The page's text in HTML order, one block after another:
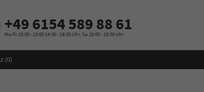
+49 6154 589 88 61
Mo-Fr 10:00 - 13:00 14:00 - 18:00 Uhr, Sa 10:00 - 13:00 Uhr
(0)